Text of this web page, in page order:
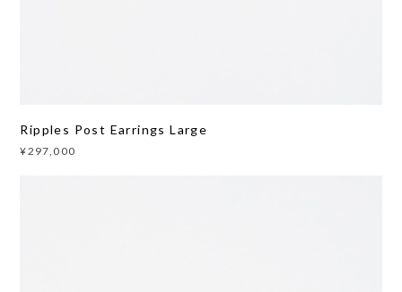
Ripples Post Earrings Large
¥297,000